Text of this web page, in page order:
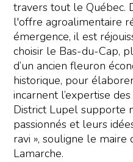
travers tout le Québec.
l'offre agroalimentaire
émergence, il est
choisir le Bas-du-Cap,
d’un ancien fleuron
historique, pour
incarnent l’expertise
District Lupel supporte
passionnés et leurs
ravi », souligne le maire
Lamarche.